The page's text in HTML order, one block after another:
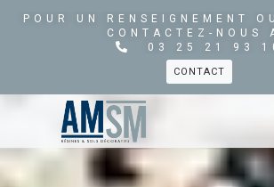
POUR UN RENSEIGNEMENT
CONTACTEZ-NOUS
03 25 21 93
CONTACT